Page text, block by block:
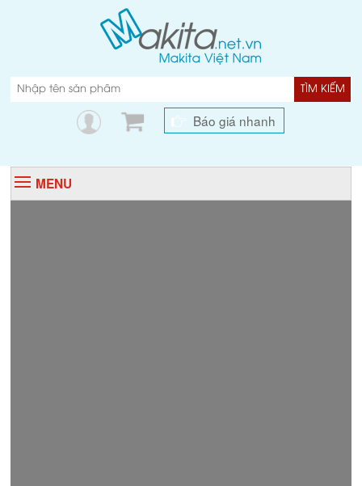
TÌM KIẾM
Báo giá nhanh
MENU